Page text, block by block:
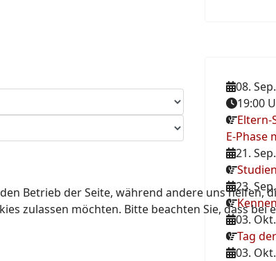
08.
19:00
E-Phase
21.
23.
03.
Tag
03.
Betrieb der Seite, während andere uns helfen,
zulassen möchten. Bitte beachten Sie, dass